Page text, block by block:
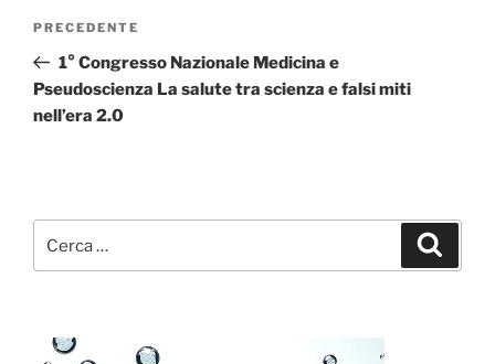
Navigazione
Articolo
precedente:
PRECEDENTE
1° Congresso Nazionale Medicina e
Pseudoscienza La salute tra scienza e falsi miti
nell’era 2.0